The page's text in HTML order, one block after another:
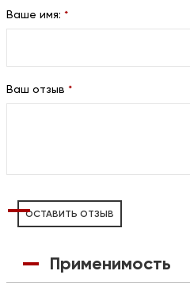
Ваше имя: *
Ваш отзыв *
ОСТАВИТЬ ОТЗЫВ
Применимость